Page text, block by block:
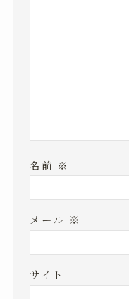
名前 ※
メール ※
サイト